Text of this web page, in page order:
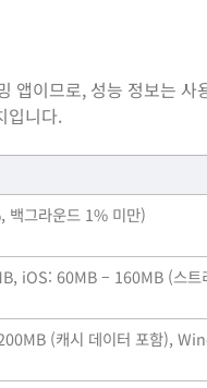
앱이므로, 성능 정보는
입니다.
백그라운드 1% 미만)
iOS: 60MB – 160MB (스트
(캐시 데이터 포함),